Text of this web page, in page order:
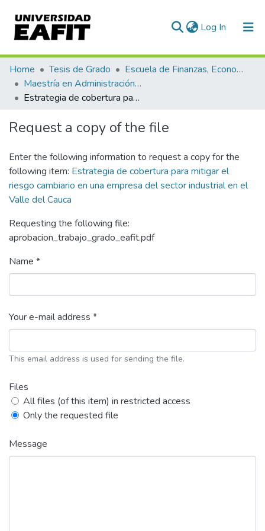
Log In (current)
Communities & Collections
All of DSpace
Home Tesis de Grado
Escuela de Finanzas, Economía y Gobierno
Maestría en Administración Financiera (tesis)
Estrategia de cobertura para mitigar el riesgo cambiario en una empresa del sector industrial en el Valle del Cauca
Request a copy of the file
Enter the following information to request a copy for the
following item: Estrategia de cobertura para mitigar el
riesgo cambiario en una empresa del sector industrial en el
Valle del Cauca
Requesting the following file:
aprobacion_trabajo_grado_eafit.pdf
Name *
Your e-mail address *
This email address is used for sending the file.
Files
All files (of this item) in restricted access
Only the requested file
Message